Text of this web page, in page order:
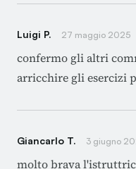
Luigi P. 27 maggio 2025
confermo gli altri
arricchire gli esercizi
Giancarlo T. 3 giugno
molto brava